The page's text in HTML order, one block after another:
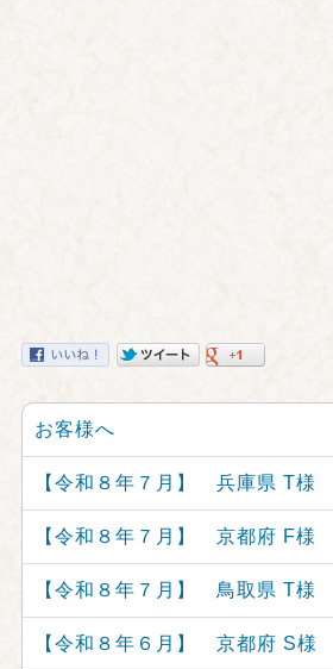
お客様へ
【令和８年７月】 兵庫県 T様
【令和８年７月】 京都府 F様
【令和８年７月】 鳥取県 T様
【令和８年６月】 京都府 S様